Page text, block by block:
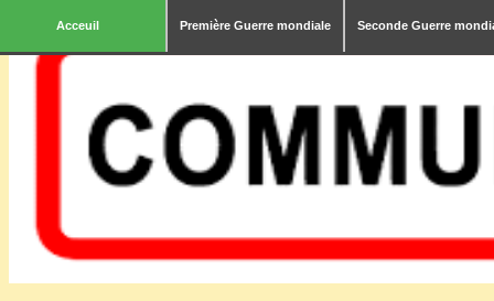
Acceuil Première Guerre mondiale Seconde Guerre